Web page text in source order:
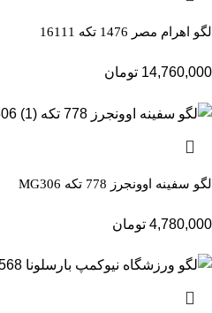
لگو اهرام مصر 1476 تکه 16111
14,760,000 تومان
لگو سفینه اوونجرز 778 تکه MG306
4,780,000 تومان